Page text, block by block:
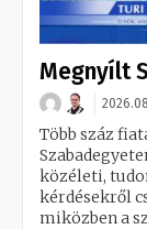
Megnyílt
Több száz
közéleti,
kérdésekről
miközben a